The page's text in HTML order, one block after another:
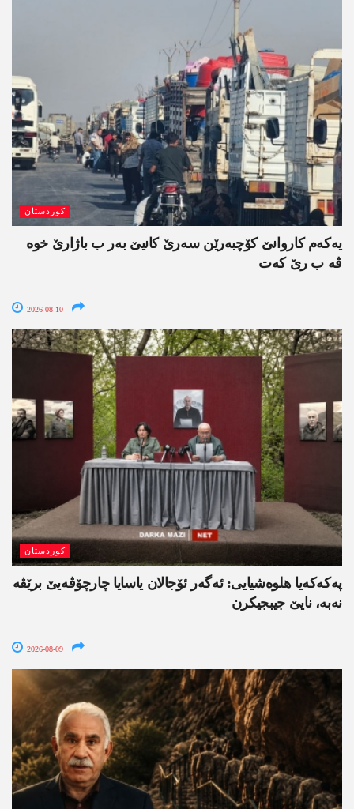
کوردستان
یەکەم کاروانێ کۆچبەرێن سەرێ کانیێ بەر ب باژارێ خوە
ڤە ب رێ کەت
2026-08-10
کوردستان
په‌كه‌كه‌یا هلوه‌شیایی: ئەگەر ئۆجالان یاسایا چارچۆڤەیێ برێڤە
نه‌به‌، نایێ جیبجیکرن
2026-08-09